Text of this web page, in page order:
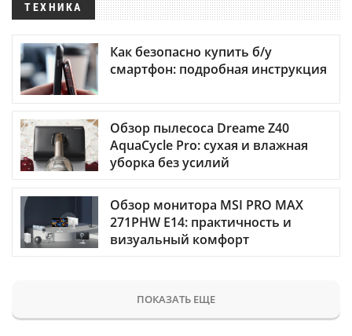
ТЕХНИКА
Как безопасно купить б/у
смартфон: подробная инструкция
Обзор пылесоса Dreame Z40
AquaCycle Pro: сухая и влажная
уборка без усилий
Обзор монитора MSI PRO MAX
271PHW E14: практичность и
визуальный комфорт
ПОКАЗАТЬ ЕЩЕ